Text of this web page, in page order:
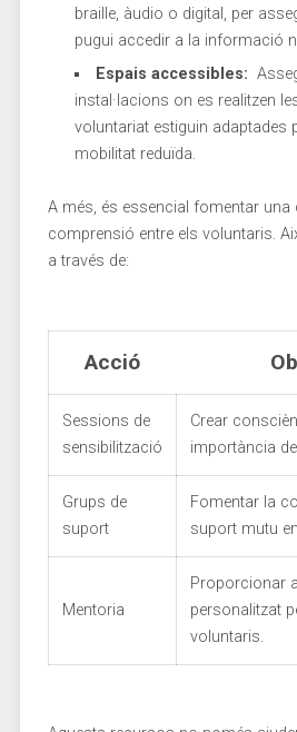
braille, àudio o ‌digital, per
pugui​ accedir a la informació
Espais accessibles:
instal·lacions on es realitzen
voluntariat estiguin adaptades
mobilitat reduïda.
A⁣ més, ‍és essencial fomentar una
comprensió entre ​els ⁣voluntaris.
a través de:
Acció
Sessions de
sensibilització
Crear
importància
Grups de‌
suport
Fomentar⁤ la
suport mutu
Mentoria
Proporcionar
personalitzat
voluntaris.